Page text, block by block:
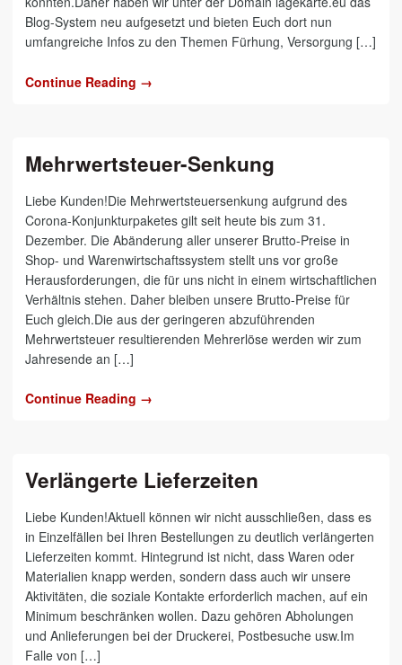
Blog-System neu aufgesetzt und bieten Euch dort nun
umfangreiche Infos zu den Themen Fürhung, Versorgung […]
Continue Reading →
Mehrwertsteuer-Senkung
Liebe Kunden!Die Mehrwertsteuersenkung aufgrund des
Corona-Konjunkturpaketes gilt seit heute bis zum 31.
Dezember. Die Abänderung aller unserer Brutto-Preise in
Shop- und Warenwirtschaftssystem stellt uns vor große
Herausforderungen, die für uns nicht in einem wirtschaftlichen
Verhältnis stehen. Daher bleiben unsere Brutto-Preise für
Euch gleich.Die aus der geringeren abzuführenden
Mehrwertsteuer resultierenden Mehrerlöse werden wir zum
Jahresende an […]
Continue Reading →
Verlängerte Lieferzeiten
Liebe Kunden!Aktuell können wir nicht ausschließen, dass es
in Einzelfällen bei Ihren Bestellungen zu deutlich verlängerten
Lieferzeiten kommt. Hintegrund ist nicht, dass Waren oder
Materialien knapp werden, sondern dass auch wir unsere
Aktivitäten, die soziale Kontakte erforderlich machen, auf ein
Minimum beschränken wollen. Dazu gehören Abholungen
und Anlieferungen bei der Druckerei, Postbesuche usw.Im
Falle von […]